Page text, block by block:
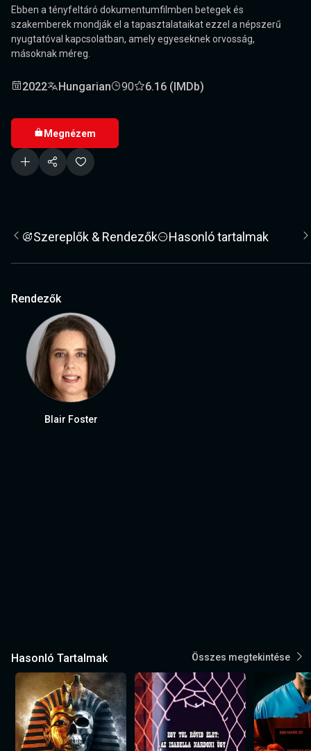
Ebben a tényfeltáró dokumentumfilmben betegek és
szakemberek mondják el a tapasztalataikat ezzel a népszerű
nyugtatóval kapcsolatban, amely egyeseknek orvosság,
másoknak méreg.
2022 Hungarian 90 6.16 (IMDb)
Megnézem
Szereplők & Rendezők Hasonló tartalmak
Rendezők
Blair Foster
Hasonló Tartalmak Összes megtekintése